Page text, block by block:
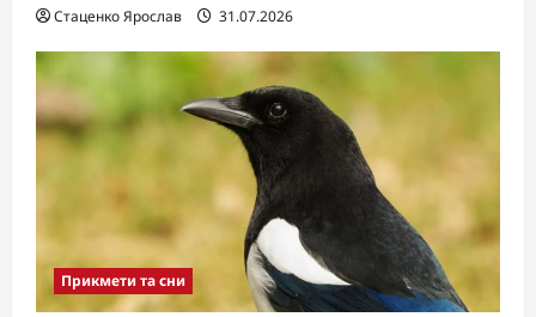
Стаценко Ярослав 31.07.2026
Прикмети та сни